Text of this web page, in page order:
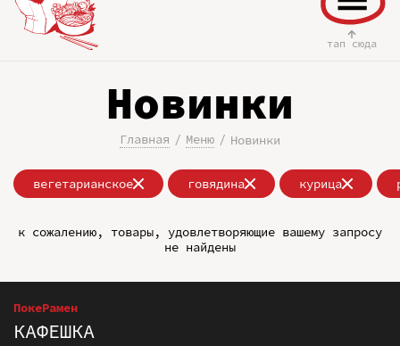
тап сюда
Новинки
Главная Меню Новинки
вегетарианское говядина курица
к сожалению, товары, удовлетворяющие вашему запросу
не найдены
ПокеРамен
КАФЕШКА